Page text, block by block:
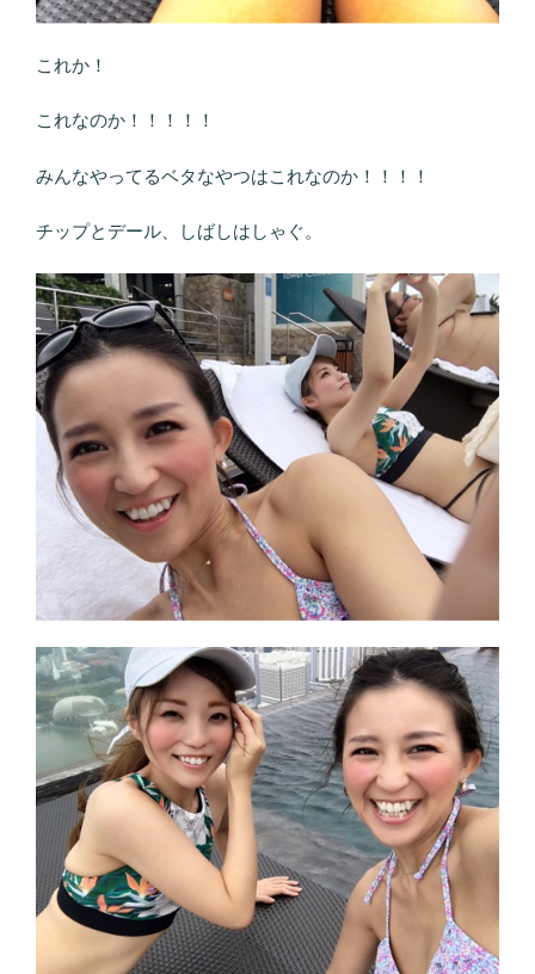
これか！
これなのか！！！！！
みんなやってるベタなやつはこれなのか！！！！
チップとデール、しばしはしゃぐ。